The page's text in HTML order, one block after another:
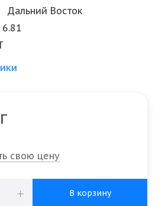
Дальний Восток
6.81
свою цену
В корзину